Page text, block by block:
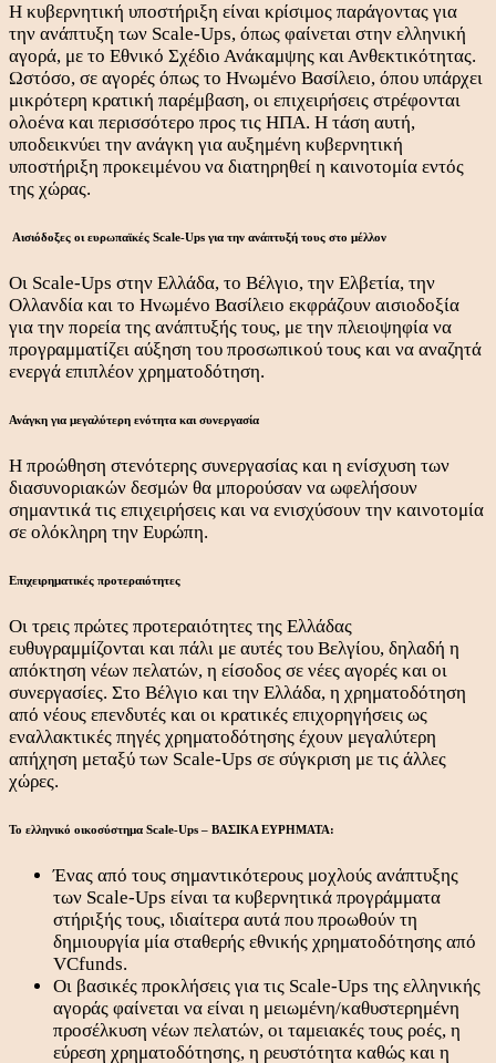
Η κυβερνητική υποστήριξη είναι κρίσιμος παράγοντας για
την ανάπτυξη των Scale-Ups, όπως φαίνεται στην ελληνική
αγορά, με το Εθνικό Σχέδιο Ανάκαμψης και Ανθεκτικότητας.
Ωστόσο, σε αγορές όπως το Ηνωμένο Βασίλειο, όπου υπάρχει
μικρότερη κρατική παρέμβαση, οι επιχειρήσεις στρέφονται
ολοένα και περισσότερο προς τις ΗΠΑ. Η τάση αυτή,
υποδεικνύει την ανάγκη για αυξημένη κυβερνητική
υποστήριξη προκειμένου να διατηρηθεί η καινοτομία εντός
της χώρας.
Αισιόδοξες οι ευρωπαϊκές Scale-Ups για την ανάπτυξή τους στο μέλλον
Οι Scale-Ups στην Ελλάδα, το Βέλγιο, την Ελβετία, την
Ολλανδία και το Ηνωμένο Βασίλειο εκφράζουν αισιοδοξία
για την πορεία της ανάπτυξής τους, με την πλειοψηφία να
προγραμματίζει αύξηση του προσωπικού τους και να αναζητά
ενεργά επιπλέον χρηματοδότηση.
Ανάγκη για μεγαλύτερη ενότητα και συνεργασία
Η προώθηση στενότερης συνεργασίας και η ενίσχυση των
διασυνοριακών δεσμών θα μπορούσαν να ωφελήσουν
σημαντικά τις επιχειρήσεις και να ενισχύσουν την καινοτομία
σε ολόκληρη την Ευρώπη.
Επιχειρηματικές προτεραιότητες
Οι τρεις πρώτες προτεραιότητες της Ελλάδας
ευθυγραμμίζονται και πάλι με αυτές του Βελγίου, δηλαδή η
απόκτηση νέων πελατών, η είσοδος σε νέες αγορές και οι
συνεργασίες. Στο Βέλγιο και την Ελλάδα, η χρηματοδότηση
από νέους επενδυτές και οι κρατικές επιχορηγήσεις ως
εναλλακτικές πηγές χρηματοδότησης έχουν μεγαλύτερη
απήχηση μεταξύ των Scale-Ups σε σύγκριση με τις άλλες
χώρες.
Το ελληνικό οικοσύστημα Scale-Ups – ΒΑΣΙΚΑ ΕΥΡΗΜΑΤΑ:
Ένας από τους σημαντικότερους μοχλούς ανάπτυξης
των Scale-Ups είναι τα κυβερνητικά προγράμματα
στήριξής τους, ιδιαίτερα αυτά που προωθούν τη
δημιουργία μία σταθερής εθνικής χρηματοδότησης από
VCfunds.
Οι βασικές προκλήσεις για τις Scale-Ups της ελληνικής
αγοράς φαίνεται να είναι η μειωμένη/καθυστερημένη
προσέλκυση νέων πελατών, οι ταμειακές τους ροές, η
εύρεση χρηματοδότησης, η ρευστότητα καθώς και η